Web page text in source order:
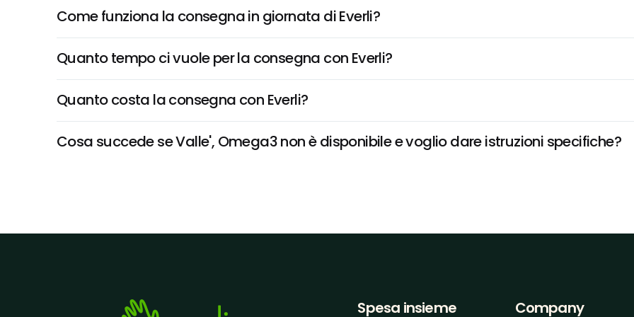
Come funziona la consegna in giornata di Everli?
Quanto tempo ci vuole per la consegna con Everli?
Quanto costa la consegna con Everli?
Cosa succede se Valle', Omega3 non è disponibile e voglio dare istruzioni specifiche?
Spesa insieme Company